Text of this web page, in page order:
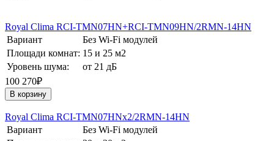
Royal Clima RCI-TMN07HN+RCI-TMN09HN/2RMN-14HN
Вариант
Без Wi-Fi модулей
Площади комнат: 15 и 25 м2
Уровень шума:
от 21 дБ
100 270₽
В корзину
Royal Clima RCI-TMN07HNх2/2RMN-14HN
Вариант
Без Wi-Fi модулей